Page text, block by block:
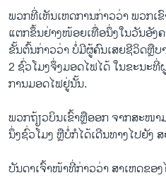
ພວກ​ທີ່​ເຫັນ​ເຫດການ​ກ່າວ​ວ່າ ພວກ​ເຂົ
ແຕກ​ຂຶ້ນ​ຢ່າງ​ໜ້ອຍ​ເທື່ອ​ນຶ່ງ​ໃນ​ວັນ​ອັງ
ຂັ້ນ​ຕົ້ນກ່າວ​ວ່າ ບໍ່​ມີ​ຜູ້​ຄົນ​ເສຍ​ຊີ​ວິດ​ຫຼື​ບ
2 ຊົ່ວ​ໂມງ​ຈຶ່ງ​ມອດ​ໄຟໄດ້ ​ໃນ​ຂະນະ​
ການ​ມອດ​ໄຟ​ຢູ່​ນັ້ນ.
ພວກ​ຖ້ຽວ​ບິນ​ເຂົ້າ​ຫຼື​ອອກ ຈາກ​ສະໜາ
ນຶ່ງ​ຊົ່ວ​ໂມງ ຫຼືບໍ່​ກໍ​ໄດ້​ເດີນທາງ​ໄປ​ຍັງ
ບັນດາ​ເຈົ້າ​ໜ້າ​ທີ່​ກ່າວ​ວ່າ ສາ​ເຫດ​ຂອ